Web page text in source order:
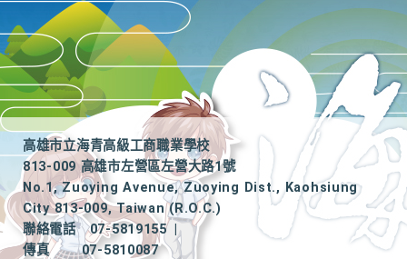
高雄市立海青高級工商職業學校
813-009 高雄市左營區左營大路1號
No.1, Zuoying Avenue, Zuoying Dist., Kaohsiung
City 813-009, Taiwan (R.O.C.)
聯絡電話
07-5819155
|
傳真
07-5810087